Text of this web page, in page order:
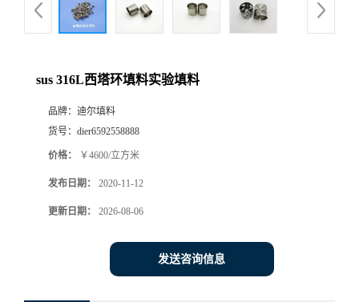
sus 316L西塔环填料实验填料
品牌： 迪尔填料
货号： dier6592558888
价格： ￥4600/立方米
发布日期： 2020-11-12
更新日期： 2026-08-06
发送咨询信息